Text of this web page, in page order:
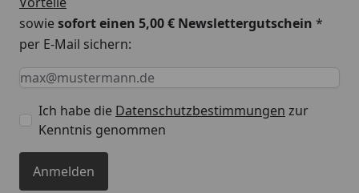
sowiesofort einen 5,00 € Newslettergutschein *
per E-Mail sichern:
Keine Eingabe erforderlich
Eingabe erforderlich
E-Mail *
Ich habe die Datenschutzbestimmungen zur
Kenntnis genommen
Anmelden